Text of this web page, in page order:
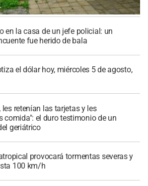
en la casa de un jefe policial: un
fue herido de bala
el dólar hoy, miércoles 5 de agosto,
les retenían las tarjetas y les
comida": el duro testimonio de un
geriátrico
provocará tormentas severas y
100 km/h